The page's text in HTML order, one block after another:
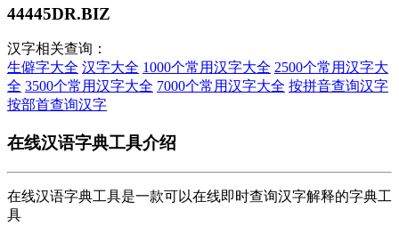
44445DR.BIZ
汉字相关查询：
生僻字大全 汉字大全 1000个常用汉字大全 2500个常用汉字大
全 3500个常用汉字大全 7000个常用汉字大全 按拼音查询汉字
按部首查询汉字
在线汉语字典工具介绍
在线汉语字典工具是一款可以在线即时查询汉字解释的字典工
具